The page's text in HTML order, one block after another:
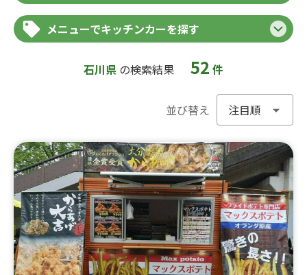
メニューでキッチンカーを探す
石川県 の検索結果 52 件
並び替え